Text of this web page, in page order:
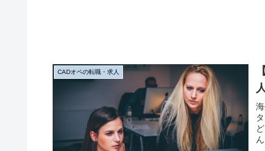
CADオペの転職・求人